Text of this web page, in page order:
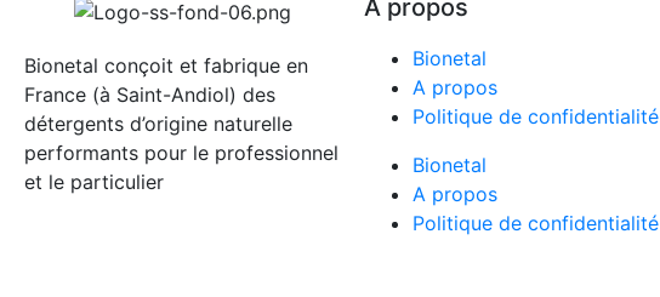
Bionetal conçoit et fabrique en
France (à Saint-Andiol) des
détergents d’origine naturelle
performants pour le professionnel
et le particulier
A propos
Bionetal
A propos
Politique de confidentialité
Bionetal
A propos
Politique de confidentialité